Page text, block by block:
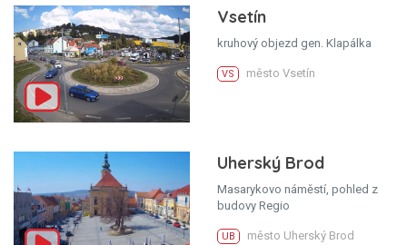
Vsetín
kruhový objezd gen. Klapálka
VS město Vsetín
Uherský Brod
Masarykovo náměstí, pohled z
budovy Regio
UB město Uherský Brod